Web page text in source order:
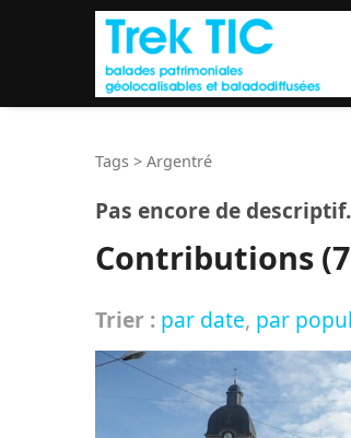
Tags > Argentré
Pas encore de descriptif.
Contributions
Trier : par date, par